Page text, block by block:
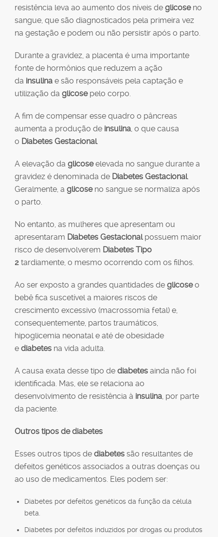
resistência leva ao aumento dos níveis de glicoseno
sangue, que são diagnosticados pela primeira vez
na gestação e podem ou não persistir após o parto.
Durante a gravidez, a placenta é uma importante
fonte de hormônios que reduzem a ação
da insulina e são responsáveis pela captação e
utilização da glicosepelo corpo.
A fim de compensar esse quadro o pâncreas
aumenta a produção de insulina, o que causa
o Diabetes Gestacional.
A elevação da glicoseelevada no sangue durante a
gravidez é denominada de Diabetes Gestacional.
Geralmente, a glicoseno sangue se normaliza após
o parto.
No entanto, as mulheres que apresentam ou
apresentaram Diabetes Gestacionalpossuem maior
risco de desenvolverem Diabetes Tipo
2 tardiamente, o mesmo ocorrendo com os filhos.
Ao ser exposto a grandes quantidades de glicoseo
bebê fica suscetível a maiores riscos de
crescimento excessivo (macrossomia fetal) e,
consequentemente, partos traumáticos,
hipoglicemia neonatal e até de obesidade
e diabetes na vida adulta.
A causa exata desse tipo de diabetes ainda não foi
identificada. Mas, ele se relaciona ao
desenvolvimento de resistência à insulina, por parte
da paciente.
Outros tipos de diabetes
Esses outros tipos de diabetes são resultantes de
defeitos genéticos associados a outras doenças ou
ao uso de medicamentos. Eles podem ser:
Diabetes por defeitos genéticos da função da célula
beta.
Diabetes por defeitos induzidos por drogas ou produtos